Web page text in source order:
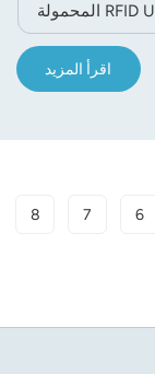
اقرأ المزيد
6
7
8